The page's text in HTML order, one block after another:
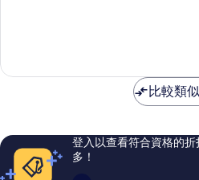
坡
極
評
論
比較類
登入以查看符合資格的
多！